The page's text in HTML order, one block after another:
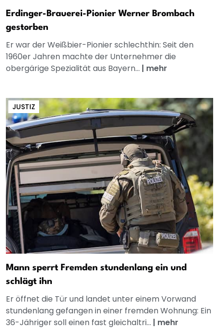
Erdinger-Brauerei-Pionier Werner Brombach
gestorben
Er war der Weißbier-Pionier schlechthin: Seit den
1960er Jahren machte der Unternehmer die
obergärige Spezialität aus Bayern... | mehr
JUSTIZ
Mann sperrt Fremden stundenlang ein und
schlägt ihn
Er öffnet die Tür und landet unter einem Vorwand
stundenlang gefangen in einer fremden Wohnung: Ein
36-Jähriger soll einen fast gleichaltri... | mehr